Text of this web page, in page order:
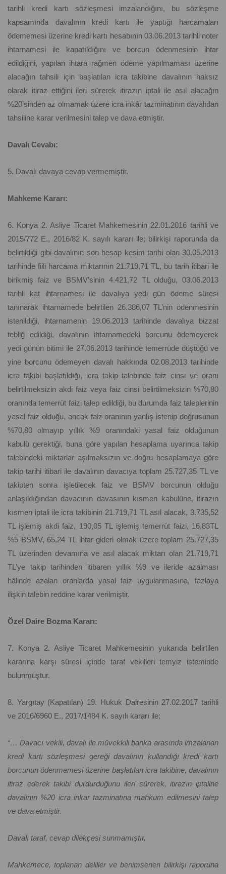
tarihli kredi kartı sözleşmesi imzalandığını, bu sözleşme
kapsamında davalının kredi kartı ile yaptığı harcamaları
ödememesi üzerine kredi kartı hesabının 03.06.2013 tarihli noter
ihtarnamesi ile kapatıldığını ve borcun ödenmesinin ihtar
edildiğini, yapılan ihtara rağmen ödeme yapılmaması üzerine
alacağın tahsili için başlatılan icra takibine davalının haksız
olarak itiraz ettiğini ileri sürerek itirazın iptali ile asıl alacağın
%20’sinden az olmamak üzere icra inkâr tazminatının davalıdan
tahsiline karar verilmesini talep ve dava etmiştir.
Davalı Cevabı:
5. Davalı davaya cevap vermemiştir.
Mahkeme Kararı:
6. Konya 2. Asliye Ticaret Mahkemesinin 22.01.2016 tarihli ve
2015/772 E., 2016/82 K. sayılı kararı ile; bilirkişi raporunda da
belirtildiği gibi davalının son hesap kesim tarihi olan 30.05.2013
tarihinde fiili harcama miktarının 21.719,71 TL, bu tarih itibari ile
birikmiş faiz ve BSMV’sinin 4.421,72 TL olduğu, 03.06.2013
tarihli kat ihtarnamesi ile davalıya yedi gün ödeme süresi
tanınarak ihtarnamede belirtilen 26.386,07 TL’nin ödenmesinin
istenildiği, ihtarnamenin 19.06.2013 tarihinde davalıya bizzat
tebliğ edildiği, davalının ihtarnamedeki borcunu ödemeyerek
yedi günün bitimi ile 27.06.2013 tarihinde temerrüde düştüğü ve
yine borcunu ödemeyen davalı hakkında 02.08.2013 tarihinde
icra takibi başlatıldığı, icra takip talebinde faiz cinsi ve oranı
belirtilmeksizin akdi faiz veya faiz cinsi belirtilmeksizin %70,80
oranında temerrüt faizi talep edildiği, bu durumda faiz taleplerinin
yasal faiz olduğu, ancak faiz oranının yanlış istenip doğrusunun
%70,80 olmayıp yıllık %9 oranındaki yasal faiz olduğunun
kabulü gerektiği, buna göre yapılan hesaplama uyarınca takip
talebindeki miktarlar aşılmaksızın ve doğru hesaplamaya göre
takip tarihi itibari ile davalının davacıya toplam 25.727,35 TL ve
takipten sonra işletilecek faiz ve BSMV borcunun olduğu
anlaşıldığından davacının davasının kısmen kabulüne, itirazın
kısmen iptali ile icra takibinin 21.719,71 TL asıl alacak, 3.735,52
TL işlemiş akdi faiz, 190,05 TL işlemiş temerrüt faizi, 16,83TL
%5 BSMV, 65,24 TL ihtar gideri olmak üzere toplam 25.727,35
TL üzerinden devamına ve asıl alacak miktarı olan 21.719,71
TL’ye takip tarihinden itibaren yıllık %9 ve ileride azalması
hâlinde azalan oranlarda yasal faiz uygulanmasına, fazlaya
ilişkin talebin reddine karar verilmiştir.
Özel Daire Bozma Kararı:
7. Konya 2. Asliye Ticaret Mahkemesinin yukarıda belirtilen
kararına karşı süresi içinde taraf vekilleri temyiz isteminde
bulunmuştur.
8. Yargıtay (Kapatılan) 19. Hukuk Dairesinin 27.02.2017 tarihli
ve 2016/6960 E., 2017/1484 K. sayılı kararı ile;
“… Davacı vekili, davalı ile müvekkili banka arasında imzalanan
kredi kartı sözleşmesi gereği davalının kullandığı kredi kartı
borcunun ödenmemesi üzerine başlatılan icra takibine, davalının
itiraz ederek takibi durdurduğunu ileri sürerek, itirazın iptaline
davalının %20 icra inkar tazminatına mahkum edilmesini talep
ve dava etmiştir.
Davalı taraf, cevap dilekçesi sunmamıştır.
Mahkemece, toplanan deliller ve benimsenen bilirkişi raporuna